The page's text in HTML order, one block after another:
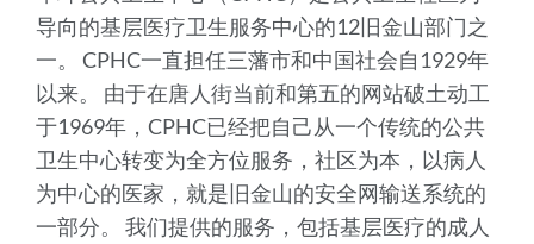
导向的基层医疗卫生服务中心的12旧金山部门之
一。 CPHC一直担任三藩市和中国社会自1929年
以来。 由于在唐人街当前和第五的网站破土动工
于1969年，CPHC已经把自己从一个传统的公共
卫生中心转变为全方位服务，社区为本，以病人
为中心的医家，就是旧金山的安全网输送系统的
一部分。 我们提供的服务，包括基层医疗的成人